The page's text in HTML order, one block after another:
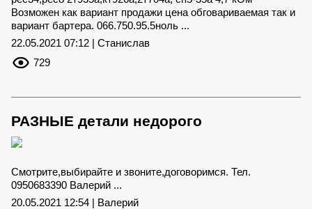
Возможен как вариант продажи цена обговариваемая так и
вариант бартера. 066.750.95.5ноль ...
22.05.2021 07:12 | Станислав
729
РАЗНЫЕ детали недорого
Смотрите,выбирайте и звоните,договоримся. Тел.
0950683390 Валерий ...
20.05.2021 12:54 | Валерий